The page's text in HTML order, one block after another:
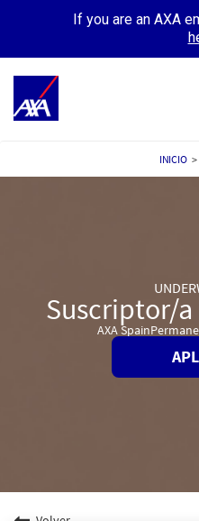
If you are an AXA
MIS
INICIO >
Suscriptor/a
AXA Spain